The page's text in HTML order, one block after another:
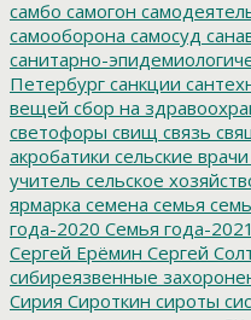
самбо самогон
самооборона самосуд
санитарно-
Петербург санкции
вещей сбор на
светофоры свищ связь
акробатики сельские врачи
учитель сельское
ярмарка семена семья
года-2020 Семья года-2021
Сергей Ерёмин Сергей
сибиреязвенные
Сирия Сироткин сироты